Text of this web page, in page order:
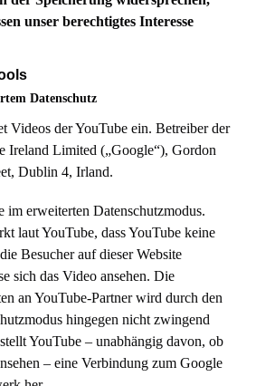
unser berechtigtes Interesse
Datenschutz
Videos der YouTube ein. Betreiber der
Ireland Limited („Google“), Gordon
Dublin 4, Irland.
im erweiterten Datenschutzmodus.
laut YouTube, dass YouTube keine
Besucher auf dieser Website
sich das Video ansehen. Die
an YouTube-Partner wird durch den
hingegen nicht zwingend
YouTube – unabhängig davon, ob
– eine Verbindung zum Google